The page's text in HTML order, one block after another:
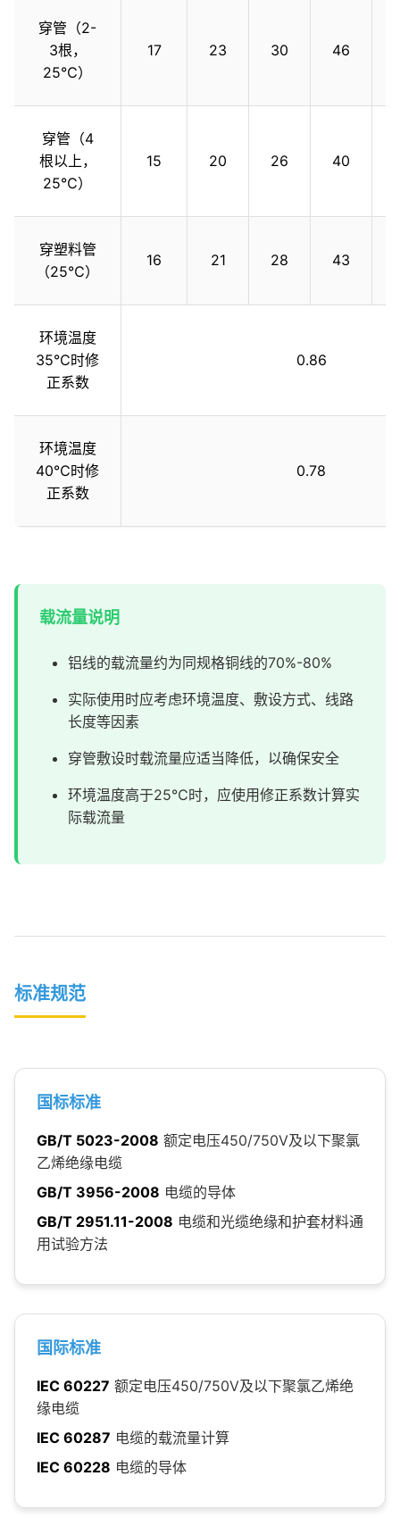
穿管（2-
3根，
25℃）
17 23 30 46
穿管（4
根以上，
25℃）
15 20 26 40
穿塑料管
（25℃）
16 21 28 43
环境温度
35℃时修
正系数
0.86
环境温度
40℃时修
正系数
0.78
载流量说明
铝线的载流量约为同规格铜线的70%-80%
实际使用时应考虑环境温度、敷设方式、线路
长度等因素
穿管敷设时载流量应适当降低，以确保安全
环境温度高于25℃时，应使用修正系数计算实
际载流量
标准规范
国标标准
GB/T 5023-2008 额定电压450/750V及以下聚氯
乙烯绝缘电缆
GB/T 3956-2008 电缆的导体
GB/T 2951.11-2008 电缆和光缆绝缘和护套材料通
用试验方法
国际标准
IEC 60227 额定电压450/750V及以下聚氯乙烯绝
缘电缆
IEC 60287 电缆的载流量计算
IEC 60228 电缆的导体